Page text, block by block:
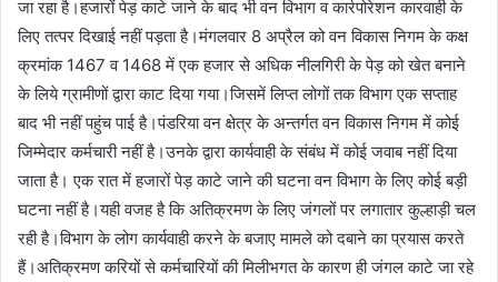
जा रहा है।हजारों पेड़ काटे जाने के बाद भी वन विभाग व कार्रपोरेशन कारवाही के
लिए तत्पर दिखाई नहीं पड़ता है।मंगलवार 8 अप्रैल को वन विकास निगम के कक्ष
क्रमांक 1467 व 1468 में एक हजार से अधिक नीलगिरी के पेड़ को खेत बनाने
के लिये ग्रामीणों द्वारा काट दिया गया।जिसमें लिप्त लोगों तक विभाग एक सप्ताह
बाद भी नहीं पहुंच पाई है।पंडरिया वन क्षेत्र के अन्तर्गत वन विकास निगम में कोई
जिम्मेदार कर्मचारी नहीं है।उनके द्वारा कार्यवाही के संबंध में कोई जवाब नहीं दिया
जाता है। एक रात में हजारों पेड़ काटे जाने की घटना वन विभाग के लिए कोई बड़ी
घटना नहीं है।यही वजह है कि अतिक्रमण के लिए जंगलों पर लगातार कुल्हाड़ी चल
रही है।विभाग के लोग कार्यवाही करने के बजाए मामले को दबाने का प्रयास करते
हैं।अतिक्रमण करियों से कर्मचारियों की मिलीभगत के कारण ही जंगल काटे जा रहे